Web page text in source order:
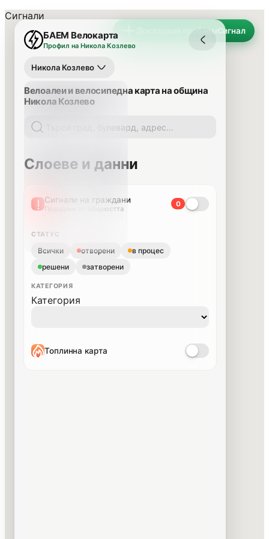
Докладвай проблемСигнал
БАЕМ Велокарта
Профил на Никола Козлево
Никола Козлево
Велоалеи и велосипедна карта на община
Никола Козлево
Слоеве и данни
Сигнали на граждани
Подадени от общността
0
СТАТУС
Всички отворени
в процес
решени
затворени
КАТЕГОРИЯ
Категория
Топлинна карта
Сигнали